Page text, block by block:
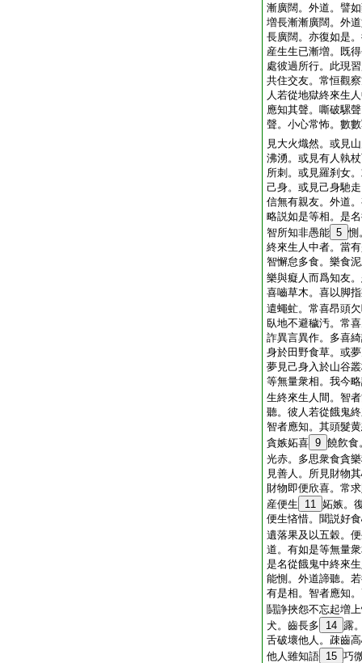
漸廣闊。外道。譬
増長漸漸廣闊。外
長廣闊。亦復如是
産生生已漸増。既
處彼過所行。此現
共住交友。常恒觀
人若從地獄終來生
應知其聲。嘶破騾
聲。小心常怖。數
見大火熾然。或見
沸湧。或見有人執
所刺。或見羅刹女
己身。或見己身馳
信無有親友。外道
略説如是等相。是
智所知非愚能 5 惻
終來生人中者。當
智懈怠多食。樂食
樂與癡人而爲知友
喜嚙草木。喜以脚
遣蠅虻。常喜昂頭
臥地不避穢汚。常
詐異言異作。多喜
身於田野食草。或
夢見己身入於山谷
等無量衆相。我今
生終來生人間。智
聽。彼人若從餓鬼
智者應知。其頭髮
貪嫉妬喜 9 饒飮食
光赤。多思衆食貪
見善人。所見財物
財物即便欣喜。常
産便生
11 妬嫉。
便生悋惜。聞説好
遺落果及以五穀。
道。有如是等無量
是名從餓鬼中終來
能惻。外道諦聽。
有是相。智者應知
鬪諍挾怨不忘起増
犬。齒長多
14 露
舌破壞他人。疎齒
他人雖知語 15 巧